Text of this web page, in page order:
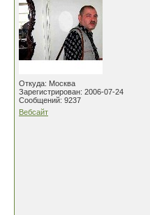
Откуда: Москва
Зарегистрирован: 2006-07-24
Сообщений: 9237
Вебсайт